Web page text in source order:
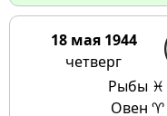
18 мая 1944
четверг
Рыбы ♓
Овен ♈